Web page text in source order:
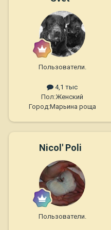
Пользователи.
4,1 тыс
Пол:Женский
Город:Марьина роща
Nicol' Poli
Пользователи.